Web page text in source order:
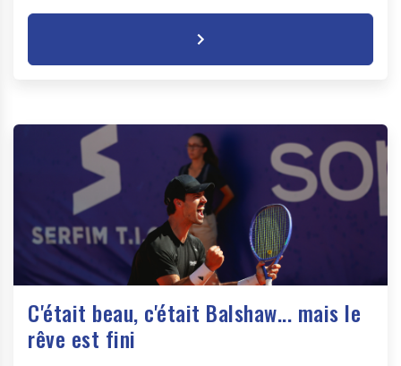
C'était beau, c'était Balshaw... mais le
rêve est fini